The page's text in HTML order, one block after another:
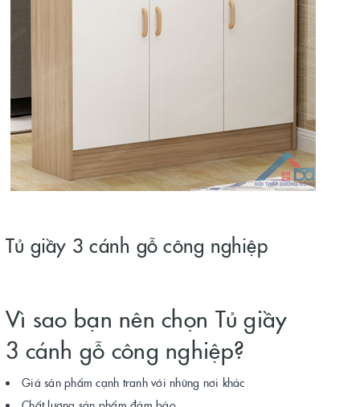
Tủ giầy 3 cánh gỗ công nghiệp
Vì sao bạn nên chọn Tủ giầy
3 cánh gỗ công nghiệp?
Giá sản phẩm cạnh tranh với những nơi khác